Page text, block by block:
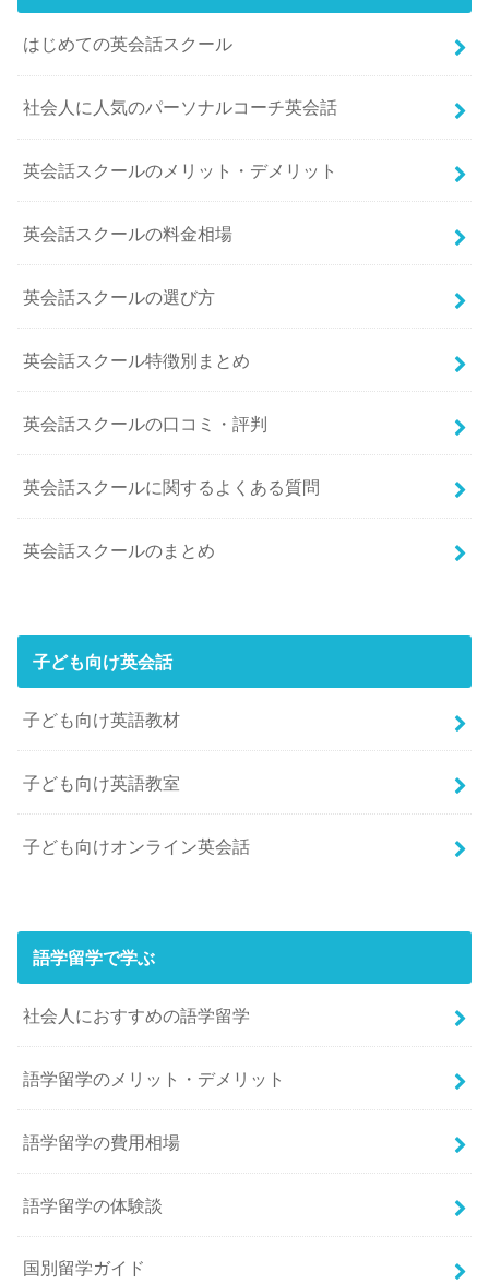
はじめての英会話スクール
社会人に人気のパーソナルコーチ英会話
英会話スクールのメリット・デメリット
英会話スクールの料金相場
英会話スクールの選び方
英会話スクール特徴別まとめ
英会話スクールの口コミ・評判
英会話スクールに関するよくある質問
英会話スクールのまとめ
子ども向け英会話
子ども向け英語教材
子ども向け英語教室
子ども向けオンライン英会話
語学留学で学ぶ
社会人におすすめの語学留学
語学留学のメリット・デメリット
語学留学の費用相場
語学留学の体験談
国別留学ガイド